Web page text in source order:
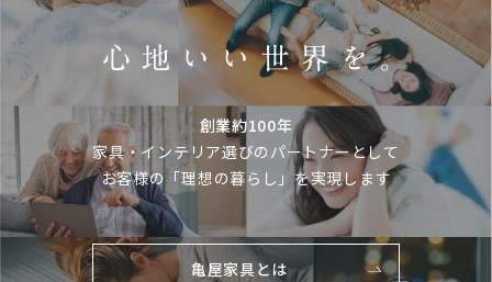
創業約100年
家具・インテリア選びのパートナーとして
お客様の「理想の暮らし」を実現します
亀屋家具とは